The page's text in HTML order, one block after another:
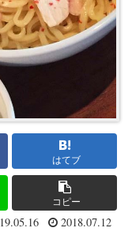
はてブ
コピー
2018.07.12